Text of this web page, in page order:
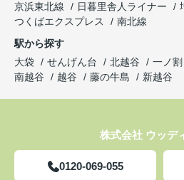
京浜東北線
日暮里舎人ライナー
つくばエクスプレス
南北線
駅から探す
大袋
せんげん台 北越谷 一ノ割
南越谷
越谷 藤の牛島 新越谷
株式会社 ウッデ
0120-069-055